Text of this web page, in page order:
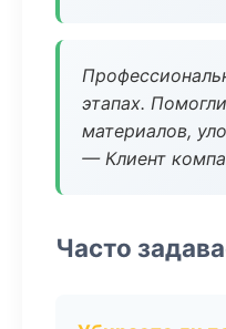
этапах.
материалов,
— Клиент
Часто